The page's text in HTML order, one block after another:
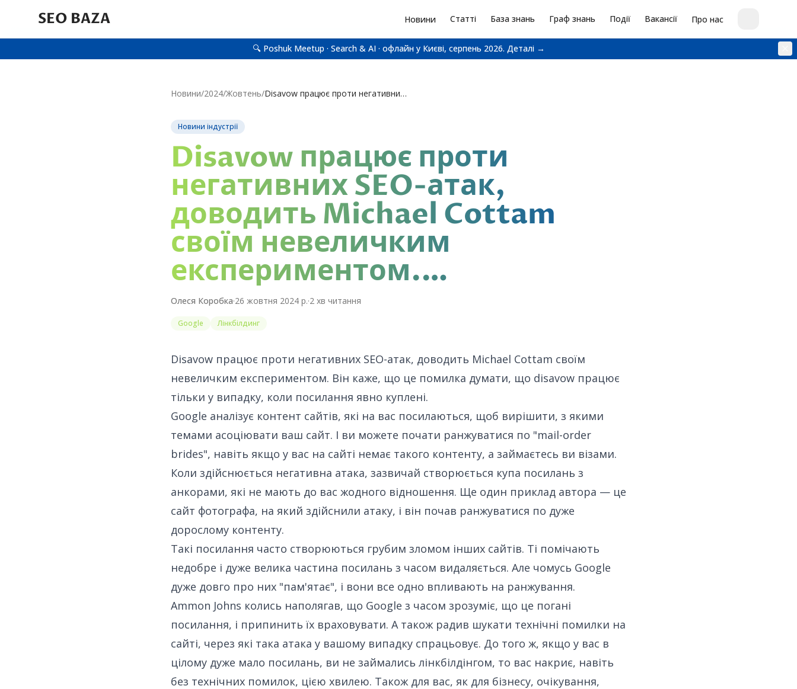
SEO BAZA Новини Статті База знань Граф знань Події Вакансії Про нас
🔍 Poshuk Meetup · Search & AI · офлайн у Києві, серпень 2026. Деталі →
Новини/2024/Жовтень/ Disavow працює проти негативних SEO-атак, доводить Michael Cottam своїм невеличким експериментом.…
Новини індустрії
Disavow працює проти
негативних SEO-атак,
доводить Michael Cottam
своїм невеличким
експериментом.…
Олеся Коробка·26 жовтня 2024 р.·2 хв читання
Google Лінкбілдинг
Disavow працює проти негативних SEO-атак, доводить Michael Cottam своїм
невеличким експериментом. Він каже, що це помилка думати, що disavow працює
тільки у випадку, коли посилання явно куплені.
Google аналізує контент сайтів, які на вас посилаються, щоб вирішити, з якими
темами асоціювати ваш сайт. І ви можете почати ранжуватися по "mail-order
brides", навіть якщо у вас на сайті немає такого контенту, а займаєтесь ви візами.
Коли здійснюється негативна атака, зазвичай створюється купа посилань з
анкорами, які не мають до вас жодного відношення. Ще один приклад автора — це
сайт фотографа, на який здійснили атаку, і він почав ранжуватися по дуже
дорослому контенту.
Такі посилання часто створюються грубим зломом інших сайтів. Ті помічають
недобре і дуже велика частина посилань з часом видаляється. Але чомусь Google
дуже довго про них "пам'ятає", і вони все одно впливають на ранжування.
Ammon Johns колись наполягав, що Google з часом зрозуміє, що це погані
посилання, і припинить їх враховувати. А також радив шукати технічні помилки на
сайті, через які така атака у вашому випадку спрацьовує. До того ж, якщо у вас в
цілому дуже мало посилань, ви не займались лінкбілдінгом, то вас накриє, навіть
без технічних помилок, цією хвилею. Також для вас, як для бізнесу, очікування,